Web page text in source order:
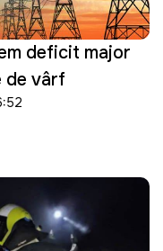
deficit major
de vârf